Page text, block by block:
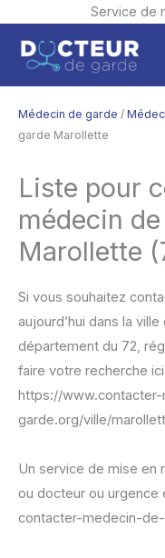
Service de
contenu
Médecin de garde /
garde Marollette
Liste pour
médecin
Marollette
Si vous souhaitez
aujourd’hui dans la
département du 72,
faire votre recherche
https://
garde.org/ville/
Un service de mise en
ou docteur ou urgence
contacter-medecin-